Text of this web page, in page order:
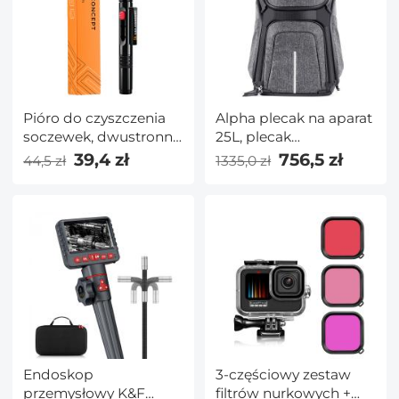
makrofibry)
Pióro do czyszczenia
soczewek, dwustronna
głowica karbonowa,
K&F Concept, z
44,5 zł 39,4 zł
Alpha plecak na aparat
25L, plecak
fotograficzny,
pojedynczym i
1335,0 zł 756,5 zł
Endoskop
przemysłowy K&F
3-częściowy zestaw
filtrów nurkowych +